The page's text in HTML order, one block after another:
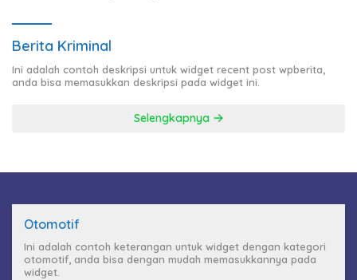
Berita Kriminal
Ini adalah contoh deskripsi untuk widget recent post wpberita,
anda bisa memasukkan deskripsi pada widget ini.
Selengkapnya
Otomotif
Ini adalah contoh keterangan untuk widget dengan kategori
otomotif, anda bisa dengan mudah memasukkannya pada
widget.